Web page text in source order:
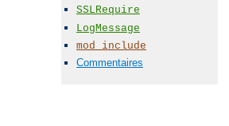
SSLRequire
LogMessage
mod_include
Commentaires